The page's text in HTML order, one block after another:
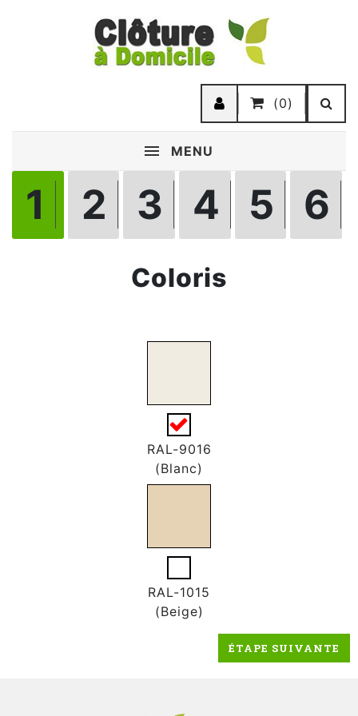
(0)
MENU
1 2 3 4 5 6
Coloris
RAL-9016
(Blanc)
RAL-1015
(Beige)
ÉTAPE SUIVANTE